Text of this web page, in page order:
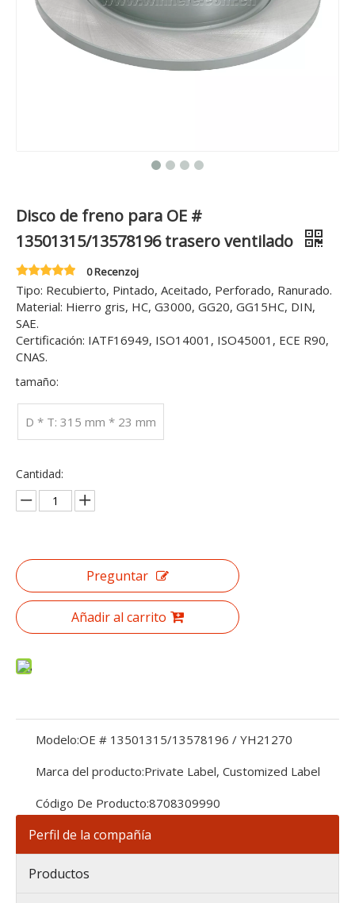
Disco de freno para OE #
13501315/13578196 trasero ventilado
0 Recenzoj
Tipo: Recubierto, Pintado, Aceitado, Perforado, Ranurado.
Material: Hierro gris, HC, G3000, GG20, GG15HC, DIN,
SAE.
Certificación: IATF16949, ISO14001, ISO45001, ECE R90,
CNAS.
tamaño:
D * T: 315 mm * 23 mm
Cantidad:
Preguntar
Añadir al carrito
Modelo:OE # 13501315/13578196 / YH21270
Marca del producto:Private Label, Customized Label
Código De Producto:8708309990
Perfil de la compañía
Productos